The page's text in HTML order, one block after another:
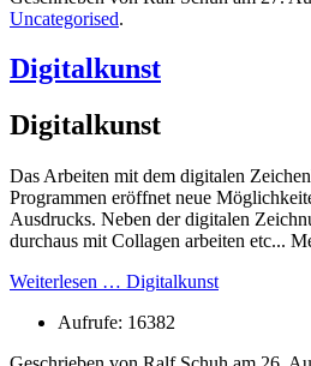
Uncategorised.
Digitalkunst
Digitalkunst
Das Arbeiten mit dem digitalen
Programmen eröffnet neue
Ausdrucks. Neben der digitalen
durchaus mit Collagen arbeiten etc...
Weiterlesen … Digitalkunst
Aufrufe: 16382